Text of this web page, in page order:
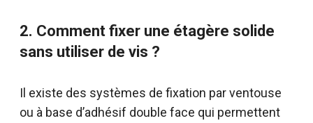
2. Comment fixer une étagère solide
sans utiliser de vis ?
Il existe des systèmes de fixation par ventouse
ou à base d’adhésif double face qui permettent